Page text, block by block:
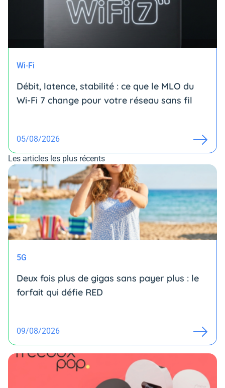
Wi-Fi
Débit, latence, stabilité : ce que le MLO du
Wi-Fi 7 change pour votre réseau sans fil
05/08/2026
Les articles les plus récents
5G
Deux fois plus de gigas sans payer plus : le
forfait qui défie RED
09/08/2026